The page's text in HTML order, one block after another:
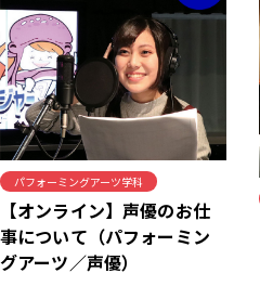
パフォーミングアーツ学科
【オンライン】声優のお仕
事について（パフォーミン
グアーツ／声優）